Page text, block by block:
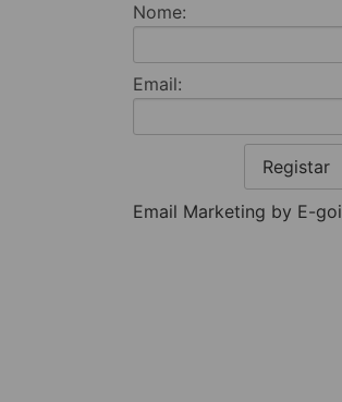
Nome:
Email:
Registar
Email Marketing by E-goi